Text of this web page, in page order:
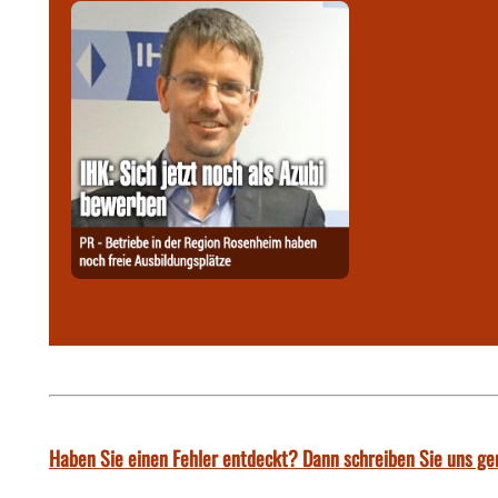
Haben Sie einen Fehler entdeckt? Dann schreiben Sie uns